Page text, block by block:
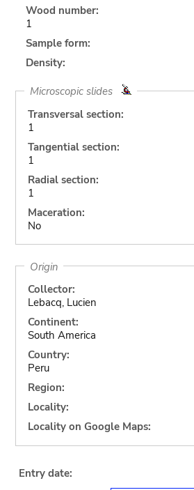
Wood number:
1
Sample form:
Density:
Microscopic slides
Transversal section:
1
Tangential section:
1
Radial section:
1
Maceration:
No
Origin
Collector:
Lebacq, Lucien
Continent:
South America
Country:
Peru
Region:
Locality:
Locality on Google Maps:
Entry date: